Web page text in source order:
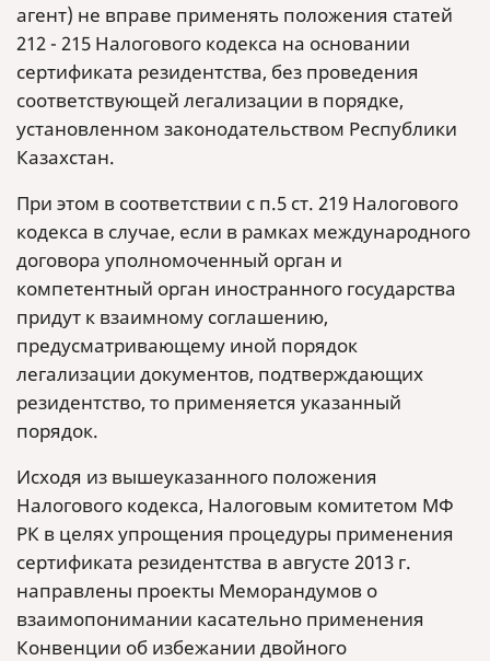
агент) не вправе применять положения статей
212 - 215 Налогового кодекса на основании
сертификата резидентства, без проведения
соответствующей легализации в порядке,
установленном законодательством Республики
Казахстан.
При этом в соответствии с п.5 ст. 219 Налогового
кодекса в случае, если в рамках международного
договора уполномоченный орган и
компетентный орган иностранного государства
придут к взаимному соглашению,
предусматривающему иной порядок
легализации документов, подтверждающих
резидентство, то применяется указанный
порядок.
Исходя из вышеуказанного положения
Налогового кодекса, Налоговым комитетом МФ
РК в целях упрощения процедуры применения
сертификата резидентства в августе 2013 г.
направлены проекты Меморандумов о
взаимопонимании касательно применения
Конвенции об избежании двойного